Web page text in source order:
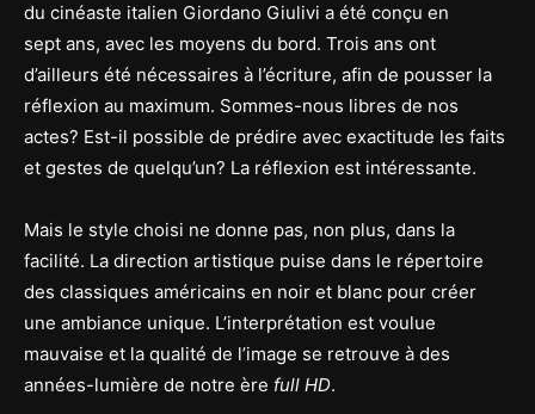
du cinéaste italien Giordano Giulivi a été conçu en
sept ans, avec les moyens du bord. Trois ans ont
d’ailleurs été nécessaires à l’écriture, afin de pousser la
réflexion au maximum. Sommes-nous libres de nos
actes? Est-il possible de prédire avec exactitude les faits
et gestes de quelqu’un? La réflexion est intéressante.
Mais le style choisi ne donne pas, non plus, dans la
facilité. La direction artistique puise dans le répertoire
des classiques américains en noir et blanc pour créer
une ambiance unique. L’interprétation est voulue
mauvaise et la qualité de l’image se retrouve à des
années-lumière de notre ère full HD.